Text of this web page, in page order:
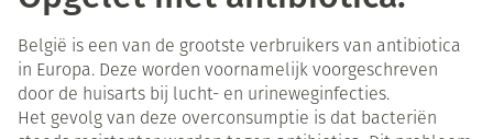
België is een van de grootste verbruikers van antibiotica
in Europa. Deze worden voornamelijk voorgeschreven
door de huisarts bij lucht- en urineweginfecties.
Het gevolg van deze overconsumptie is dat bacteriën